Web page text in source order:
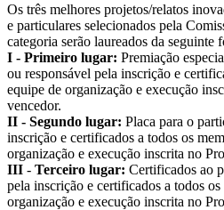
Os três melhores projetos/relatos
e particulares selecionados pela
categoria serão laureados da seguinte
I - Primeiro lugar: Premiação
ou responsável pela inscrição e
equipe de organização e execução
vencedor.
II - Segundo lugar: Placa para o
inscrição e certificados a todos os
organização e execução inscrita no
III - Terceiro lugar: Certificados ao
pela inscrição e certificados a todos
organização e execução inscrita no